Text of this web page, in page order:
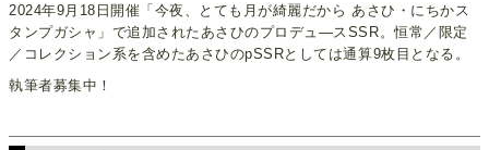
2024年9月18日開催「今夜、とても月が綺麗だから あさひ・にちかス
タンプガシャ」で追加されたあさひのプロデュ―スSSR。恒常／限定
／コレクション系を含めたあさひのpSSRとしては通算9枚目となる。
執筆者募集中！